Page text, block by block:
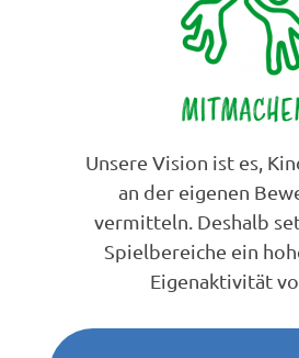
Unsere Vision ist es,
an der eigenen
vermitteln. Deshalb
Spielbereiche ein
Eigenaktivität